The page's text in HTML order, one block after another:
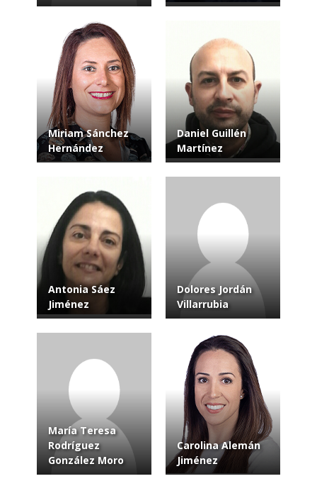
Miriam Sánchez
Hernández
Daniel Guillén
Martínez
Antonia Sáez
Jiménez
Dolores Jordán
Villarrubia
María Teresa
Rodríguez
González Moro
Carolina Alemán
Jiménez